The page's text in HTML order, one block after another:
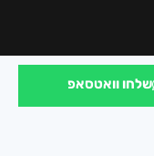
שלחו וואטסאפ